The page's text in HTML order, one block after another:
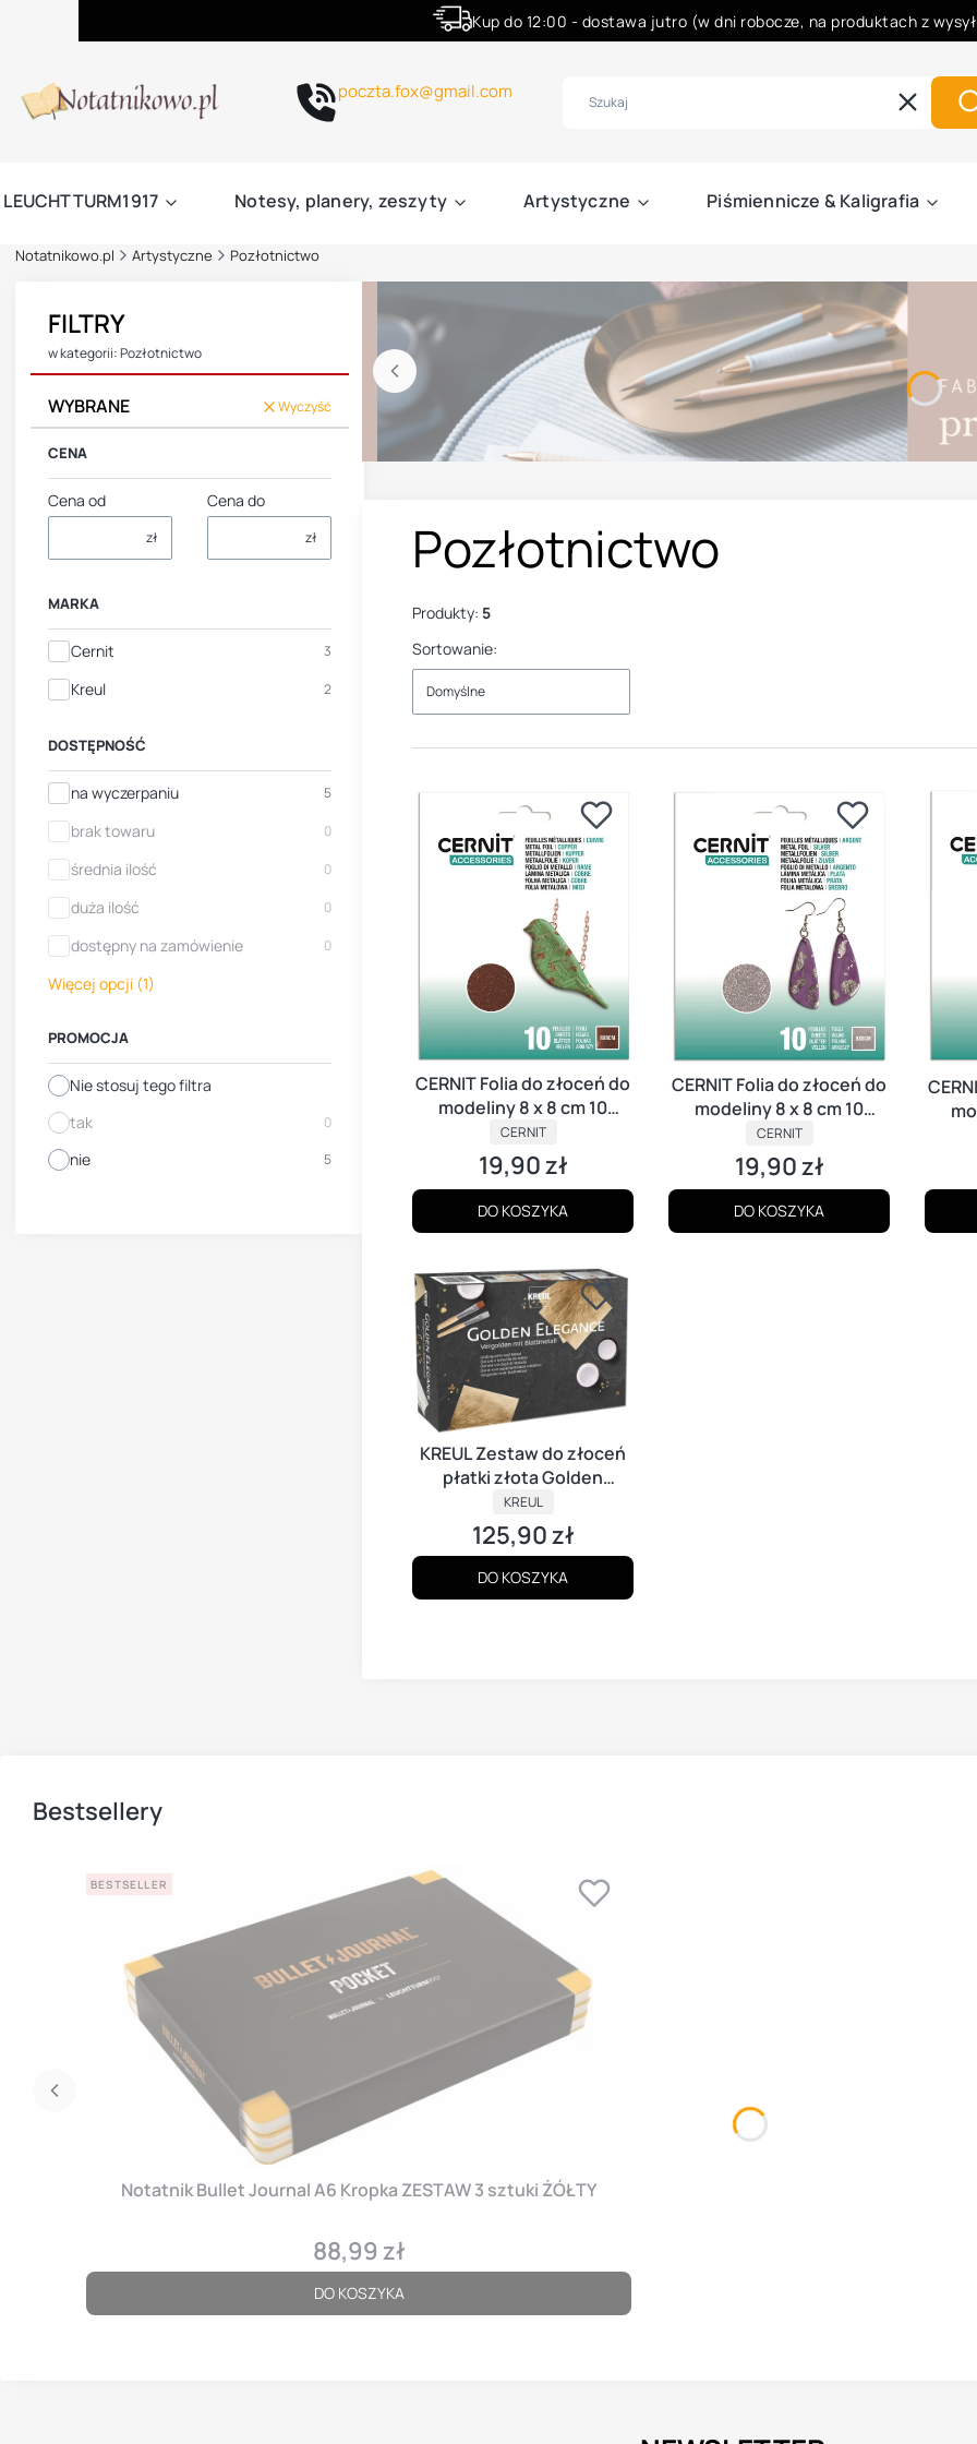
Kup do 12:00 - dostawa jutro (w dni robocze, na produktach z
poczta.fox@gmail.com
Wyczyść
LEUCHTTURM1917 Notesy, planery, zeszyty Artystyczne Piśmiennicze & Kaligrafia
Notatnikowo.pl Artystyczne Pozłotnictwo
FILTRY
w kategorii: Pozłotnictwo
WYBRANE Wyczyść
CENA
Cena od
zł
Cena do
zł
MARKA
MarkaCernit 3
Kreul 2
DOSTĘPNOŚĆ
Dostępność
na wyczerpaniu 5
brak towaru 0
średnia ilość 0
duża ilość 0
dostępny na zamówienie 0
Więcej opcji (1)
PROMOCJA
Nie stosuj tego filtra
tak
0
nie 5
Pozłotnictwo
Produkty: 5
Sortowanie:
Domyślne
CERNIT Folia do złoceń do
modeliny 8 x 8 cm 10
arkuszy MIEDZIANA
PRODUCENT
CERNIT
Cena
19,90 zł
DO KOSZYKA
CERNIT Folia do złoceń do
modeliny 8 x 8 cm 10
arkuszy SREBRNA
PRODUCENT
CERNIT
Cena
19,90 zł
DO KOSZYKA
KREUL Zestaw do złoceń
płatki złota Golden
Elegance
PRODUCENT
KREUL
Cena
125,90 zł
DO KOSZYKA
Bestsellery
BESTSELLER
Notatnik Bullet Journal A6 Kropka ZESTAW 3 sztuki ŻÓŁTY
Cena
88,99 zł
DO KOSZYKA